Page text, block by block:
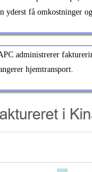
yderst få omkostninger
administrerer
hjemtransport.